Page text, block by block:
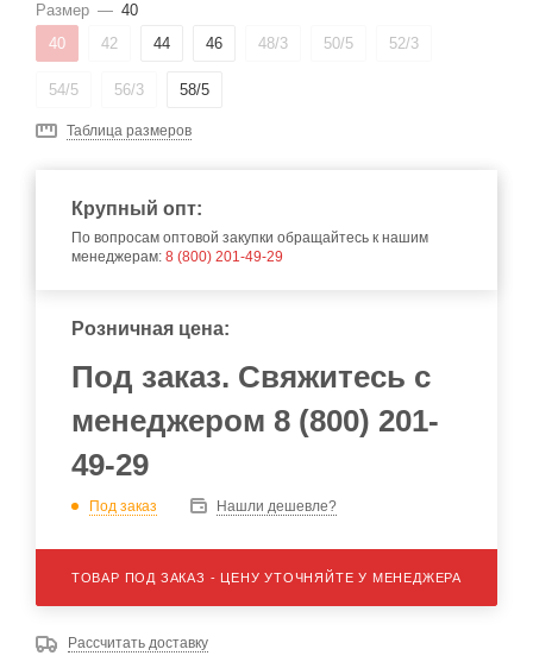
Размер — 40
40
42 44 46 48/3 50/5 52/3
54/5 56/3 58/5
Таблица размеров
Крупный опт:
По вопросам оптовой закупки обращайтесь к нашим
менеджерам: 8 (800) 201-49-29
Розничная цена:
Под заказ. Свяжитесь с
менеджером 8 (800) 201-
49-29
Под заказ Нашли дешевле?
ТОВАР ПОД ЗАКАЗ - ЦЕНУ УТОЧНЯЙТЕ У МЕНЕДЖЕРА
Рассчитать доставку